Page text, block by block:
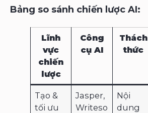
Bảng so sánh chiến lược AI:
Lĩnh
vực
chiến
lược
Công
cụ AI
Thách
thức
Tạo &
tối ưu
Jasper,
Writeso
Nội
dung